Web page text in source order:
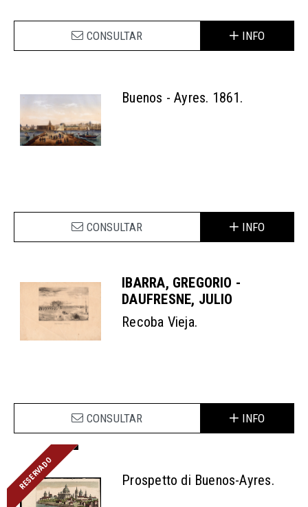
CONSULTAR INFO
Buenos - Ayres. 1861.
CONSULTAR INFO
IBARRA, GREGORIO -
DAUFRESNE, JULIO
Recoba Vieja.
CONSULTAR INFO
RESERVADO Prospetto di Buenos-Ayres.